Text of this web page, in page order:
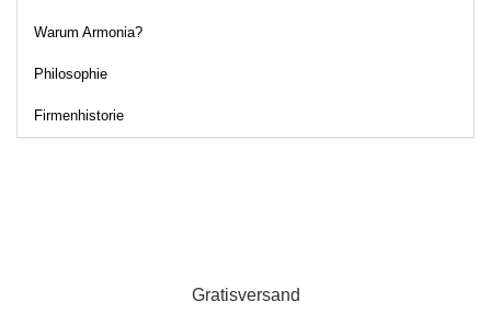
Warum Armonia?
Philosophie
Firmenhistorie
Gratisversand